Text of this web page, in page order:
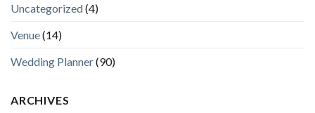
Uncategorized(4)
Venue(14)
Wedding Planner(90)
ARCHIVES